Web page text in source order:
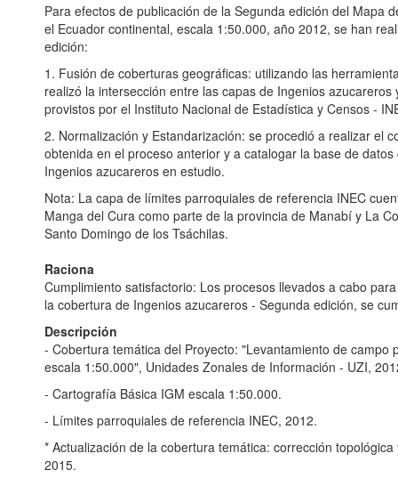
Para efectos de publicación de la Segunda edición del Mapa
el Ecuador continental, escala 1:50.000, año 2012, se han
edición:
1. Fusión de coberturas geográficas: utilizando las
realizó la intersección entre las capas de Ingenios
provistos por el Instituto Nacional de Estadística y Censos -
2. Normalización y Estandarización: se procedió a realizar el
obtenida en el proceso anterior y a catalogar la base de
Ingenios azucareros en estudio.
Nota: La capa de límites parroquiales de referencia INEC
Manga del Cura como parte de la provincia de Manabí y La
Santo Domingo de los Tsáchilas.
Raciona
Cumplimiento satisfactorio: Los procesos llevados a cabo
la cobertura de Ingenios azucareros - Segunda edición, se
Descripción
- Cobertura temática del Proyecto: "Levantamiento de campo
escala 1:50.000", Unidades Zonales de Información - UZI,
- Cartografía Básica IGM escala 1:50.000.
- Límites parroquiales de referencia INEC, 2012.
* Actualización de la cobertura temática: corrección
2015.